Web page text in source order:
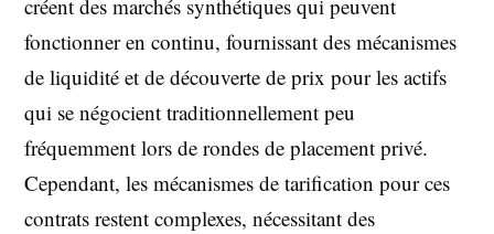
créent des marchés synthétiques qui peuvent
fonctionner en continu, fournissant des mécanismes
de liquidité et de découverte de prix pour les actifs
qui se négocient traditionnellement peu
fréquemment lors de rondes de placement privé.
Cependant, les mécanismes de tarification pour ces
contrats restent complexes, nécessitant des